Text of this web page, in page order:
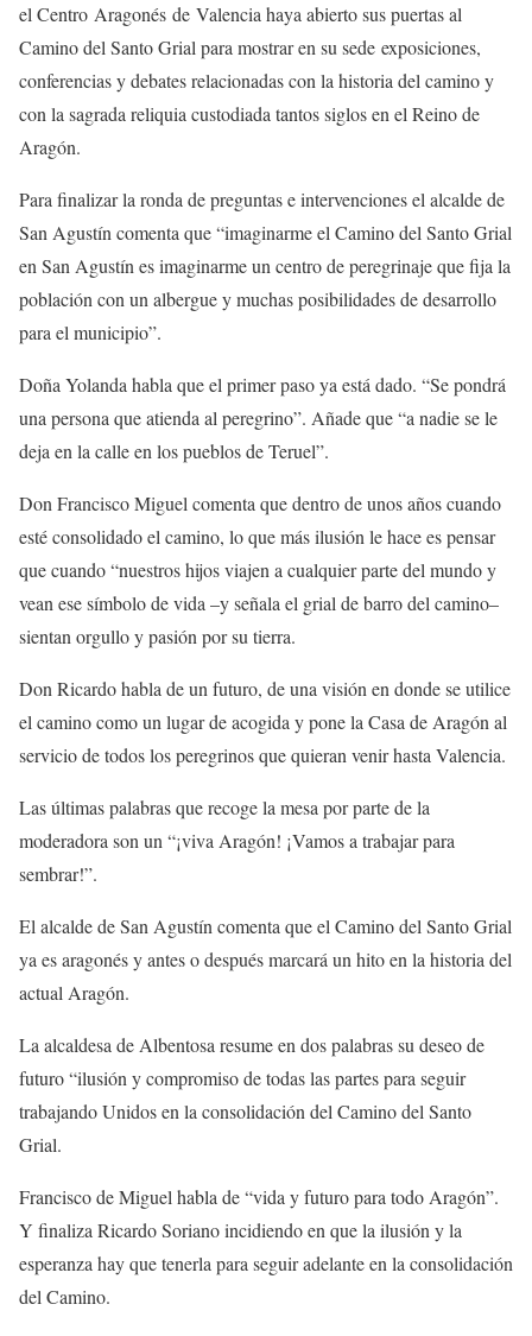
el Centro Aragonés de Valencia haya abierto sus puertas al
Camino del Santo Grial para mostrar en su sede exposiciones,
conferencias y debates relacionadas con la historia del camino y
con la sagrada reliquia custodiada tantos siglos en el Reino de
Aragón.
Para finalizar la ronda de preguntas e intervenciones el alcalde de
San Agustín comenta que “imaginarme el Camino del Santo Grial
en San Agustín es imaginarme un centro de peregrinaje que fija la
población con un albergue y muchas posibilidades de desarrollo
para el municipio”.
Doña Yolanda habla que el primer paso ya está dado. “Se pondrá
una persona que atienda al peregrino”. Añade que “a nadie se le
deja en la calle en los pueblos de Teruel”.
Don Francisco Miguel comenta que dentro de unos años cuando
esté consolidado el camino, lo que más ilusión le hace es pensar
que cuando “nuestros hijos viajen a cualquier parte del mundo y
vean ese símbolo de vida –y señala el grial de barro del camino–
sientan orgullo y pasión por su tierra.
Don Ricardo habla de un futuro, de una visión en donde se utilice
el camino como un lugar de acogida y pone la Casa de Aragón al
servicio de todos los peregrinos que quieran venir hasta Valencia.
Las últimas palabras que recoge la mesa por parte de la
moderadora son un “¡viva Aragón! ¡Vamos a trabajar para
sembrar!”.
El alcalde de San Agustín comenta que el Camino del Santo Grial
ya es aragonés y antes o después marcará un hito en la historia del
actual Aragón.
La alcaldesa de Albentosa resume en dos palabras su deseo de
futuro “ilusión y compromiso de todas las partes para seguir
trabajando Unidos en la consolidación del Camino del Santo
Grial.
Francisco de Miguel habla de “vida y futuro para todo Aragón”.
Y finaliza Ricardo Soriano incidiendo en que la ilusión y la
esperanza hay que tenerla para seguir adelante en la consolidación
del Camino.